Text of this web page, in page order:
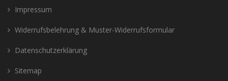
Impressum
Widerrufsbelehrung & Muster-Widerrufsformular
Datenschutzerklärung
Sitemap